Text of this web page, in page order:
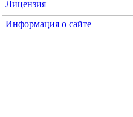
Лицензия
Информация о сайте